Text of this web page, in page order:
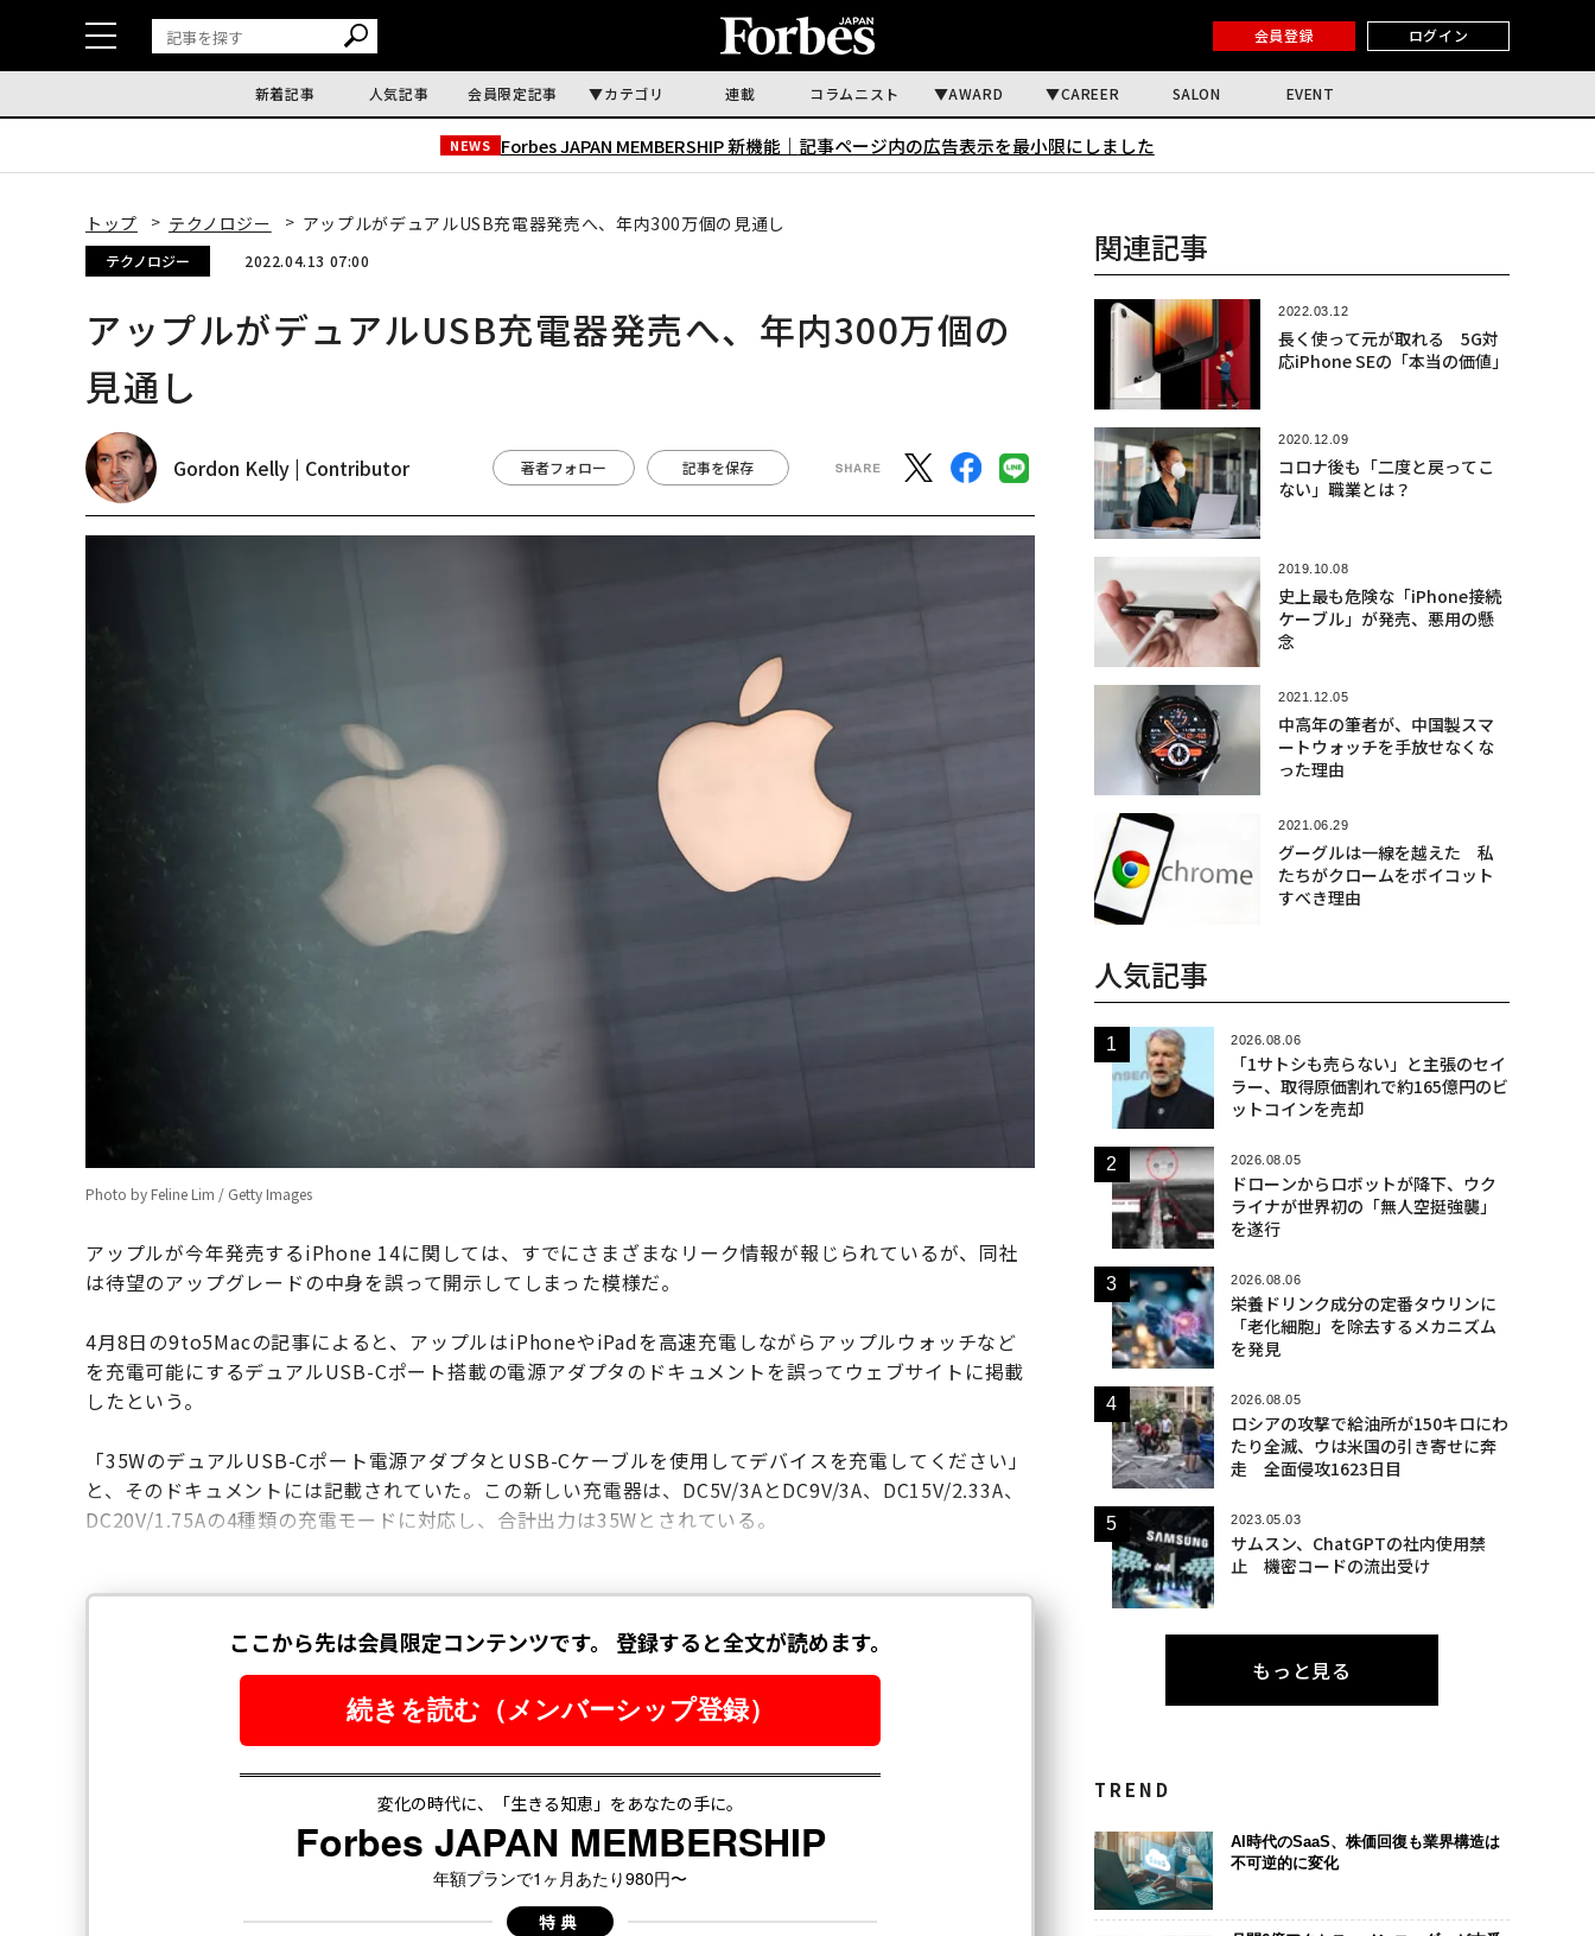
会員登録 ログイン
新着記事 人気記事 会員限定記事 カテゴリ 連載 コラムニスト AWARD CAREER SALON EVENT
NEWS Forbes JAPAN MEMBERSHIP 新機能｜ 記事ページ内の広告表示を最小限にしました
トップ テクノロジー アップルがデュアルUSB充電器発売へ、年内300万個の見通し
テクノロジー 2022.04.13 07:00
アップルがデュアルUSB充電器発売へ、年内300万個の
見通し
Gordon Kelly | Contributor 著者フォロー 記事を保存
Photo by Feline Lim / Getty Images
アップルが今年発売するiPhone 14に関しては、すでにさまざまなリーク情報が報じられているが、同社
は待望のアップグレードの中身を誤って開示してしまった模様だ。
4月8日の9to5Macの記事によると、アップルはiPhoneやiPadを高速充電しながらアップルウォッチなど
を充電可能にするデュアルUSB-Cポート搭載の電源アダプタのドキュメントを誤ってウェブサイトに掲載
したという。
「35WのデュアルUSB-Cポート電源アダプタとUSB-Cケーブルを使用してデバイスを充電してください」
と、そのドキュメントには記載されていた。この新しい充電器は、DC5V/3AとDC9V/3A、DC15V/2.33A、
DC20V/1.75Aの4種類の充電モードに対応し、合計出力は35Wとされている。
関連記事
2022.03.12
長く使って元が取れる 5G対
応iPhone SEの「本当の価値」
2020.12.09
コロナ後も「二度と戻ってこ
ない」職業とは？
2019.10.08
史上最も危険な「iPhone接続
ケーブル」が発売、悪用の懸
念
2021.12.05
中高年の筆者が、中国製スマ
ートウォッチを手放せなくな
った理由
2021.06.29
グーグルは一線を越えた 私
たちがクロームをボイコット
すべき理由
人気記事
2026.08.06
「1サトシも売らない」と主張のセイ
ラー、取得原価割れで約165億円のビ
ットコインを売却
2026.08.05
ドローンからロボットが降下、ウク
ライナが世界初の「無人空挺強襲」
を遂行
2026.08.06
栄養ドリンク成分の定番タウリンに
「老化細胞」を除去するメカニズム
を発見
2026.08.05
ロシアの攻撃で給油所が150キロにわ
たり全滅、ウは米国の引き寄せに奔
走 全面侵攻1623日目
2023.05.03
サムスン、ChatGPTの社内使用禁
止 機密コードの流出受け
もっと見る
TREND
AI時代のSaaS、株価回復も業界構造は
不可逆的に変化